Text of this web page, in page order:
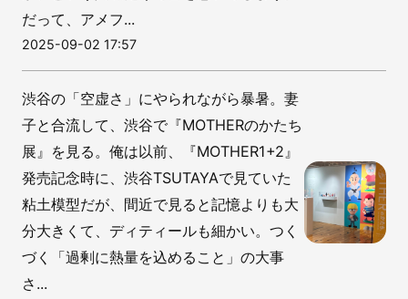
だって、アメフ...
2025-09-02 17:57
渋谷の「空虚さ」にやられながら暴暑。妻
子と合流して、渋谷で『MOTHERのかたち
展』を見る。俺は以前、『MOTHER1+2』
発売記念時に、渋谷TSUTAYAで見ていた
粘土模型だが、間近で見ると記憶よりも大
分大きくて、ディティールも細かい。つく
づく「過剰に熱量を込めること」の大事
さ...